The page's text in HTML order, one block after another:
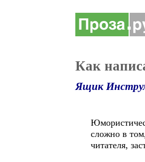
Как
Ящик
сложно в
читателя,